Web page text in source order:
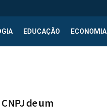
EDUCAÇÃO ECONOMIA
de um